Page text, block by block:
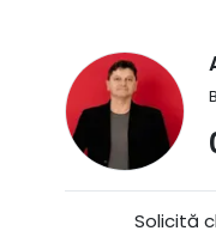
Solicită